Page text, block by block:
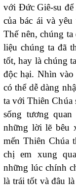
với Đức Giê-su để
của bác ái và
Thế nên, chúng
liệu chúng ta đã
tốt, hay là chúng
độc hại. Nhìn vào
có thể dễ dàng
ta với Thiên Chúa
sống tương
những lời lẽ bêu
mến Thiên Chúa
chị em xung
những lúc chính
là trái tốt và đâu